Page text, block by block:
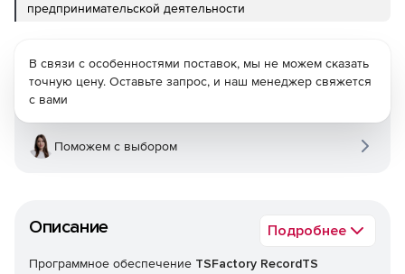
предпринимательской деятельности
Описание Подробнее
Программное обеспечение TSFactory RecordTS
В связи с особенностями поставок, мы не можем сказать
точную цену. Оставьте запрос, и наш менеджер свяжется
с вами
Поможем с выбором